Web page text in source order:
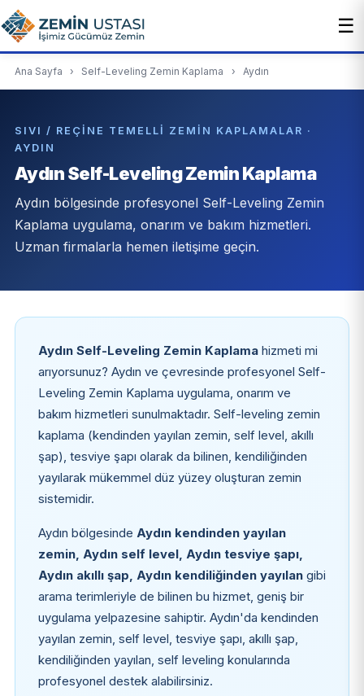
☰
Ana Sayfa › Self-Leveling Zemin Kaplama › Aydın
SIVI / REÇINE TEMELLI ZEMIN KAPLAMALAR ·
AYDIN
Aydın Self-Leveling Zemin Kaplama
Aydın bölgesinde profesyonel Self-Leveling Zemin
Kaplama uygulama, onarım ve bakım hizmetleri.
Uzman firmalarla hemen iletişime geçin.
Aydın Self-Leveling Zemin Kaplamahizmeti mi
arıyorsunuz? Aydın ve çevresinde profesyonel Self-
Leveling Zemin Kaplama uygulama, onarım ve
bakım hizmetleri sunulmaktadır. Self-leveling zemin
kaplama (kendinden yayılan zemin, self level, akıllı
şap), tesviye şapı olarak da bilinen, kendiliğinden
yayılarak mükemmel düz yüzey oluşturan zemin
sistemidir.
Aydın bölgesinde Aydın kendinden yayılan
zemin, Aydın self level, Aydın tesviye şapı,
Aydın akıllı şap, Aydın kendiliğinden yayılangibi
arama terimleriyle de bilinen bu hizmet, geniş bir
uygulama yelpazesine sahiptir. Aydın'da kendinden
yayılan zemin, self level, tesviye şapı, akıllı şap,
kendiliğinden yayılan, self leveling konularında
profesyonel destek alabilirsiniz.